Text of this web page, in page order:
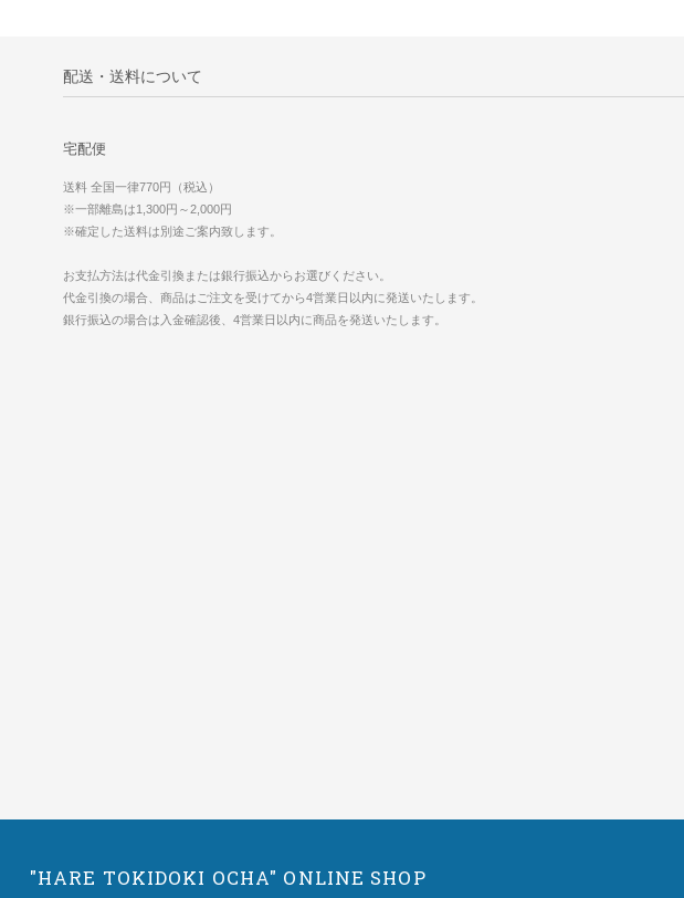
配送・送料について
宅配便
送料 全国一律770円（税込）
※一部離島は1,300円～2,000円
※確定した送料は別途ご案内致します。
お支払方法は代金引換または銀行振込からお選びください。
代金引換の場合、商品はご注文を受けてから4営業日以内に発送いたします。
銀行振込の場合は入金確認後、4営業日以内に商品を発送いたします。
"HARE TOKIDOKI OCHA" ONLINE SHOP